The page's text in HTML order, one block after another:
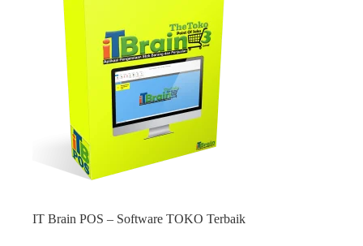
IT Brain POS – Software TOKO Terbaik